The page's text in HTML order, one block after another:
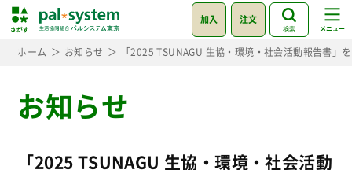
加入 注文
検索
ホーム お知らせ 「2025 TSUNAGU 生協・環境・社会活動報告書」
お知らせ
「2025 TSUNAGU 生協・環境・社会活動